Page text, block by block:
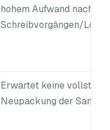
hohem Aufwand nach
Schreibvorgängen/
Erwartet keine
Neupackung der